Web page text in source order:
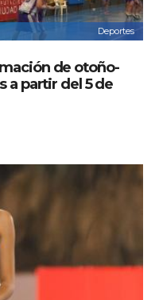
Deportes
de otoño-
a partir del 5 de